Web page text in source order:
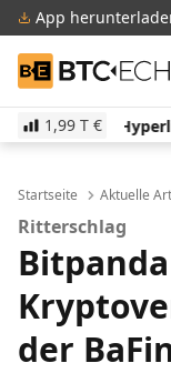
App
BTC-ECHO
1,99 T €
Kurs 47,35 € -
Startseite Aktuelle
Ritterschlag
der